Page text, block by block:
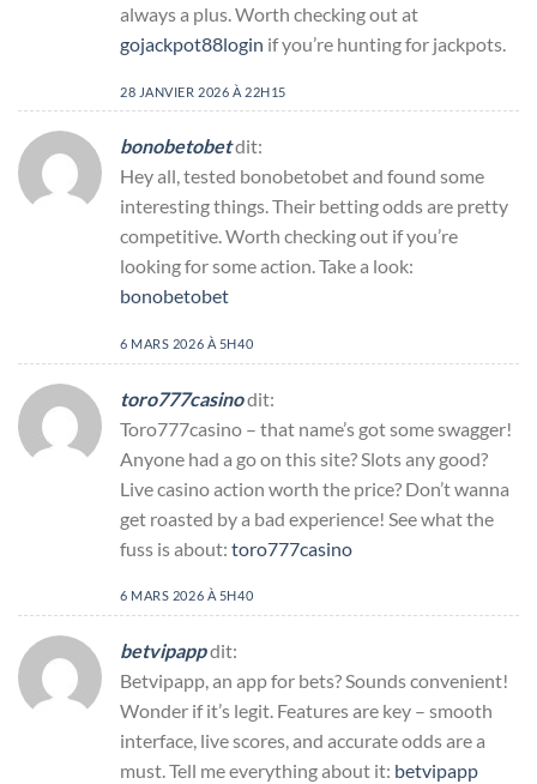
always a plus. Worth checking out at
gojackpot88login if you’re hunting for jackpots.
28 JANVIER 2026 À 22H15
bonobetobetdit:
Hey all, tested bonobetobet and found some
interesting things. Their betting odds are pretty
competitive. Worth checking out if you’re
looking for some action. Take a look:
bonobetobet
6 MARS 2026 À 5H40
toro777casinodit:
Toro777casino – that name’s got some swagger!
Anyone had a go on this site? Slots any good?
Live casino action worth the price? Don’t wanna
get roasted by a bad experience! See what the
fuss is about: toro777casino
6 MARS 2026 À 5H40
betvipappdit:
Betvipapp, an app for bets? Sounds convenient!
Wonder if it’s legit. Features are key – smooth
interface, live scores, and accurate odds are a
must. Tell me everything about it: betvipapp